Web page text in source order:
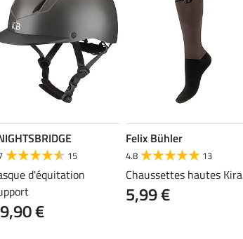
15
d'équitation
€
Felix Bühler
4.8 13
Chaussettes hautes Kira
5,99 €